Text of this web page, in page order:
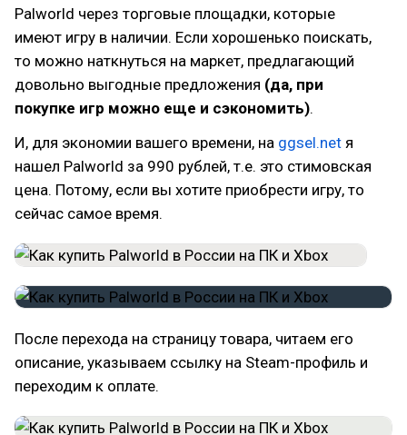
Palworld через торговые площадки, которые
имеют игру в наличии. Если хорошенько поискать,
то можно наткнуться на маркет, предлагающий
довольно выгодные предложения (да, при
покупке игр можно еще и сэкономить).
И, для экономии вашего времени, на ggsel.net я
нашел Palworld за 990 рублей, т.е. это стимовская
цена. Потому, если вы хотите приобрести игру, то
сейчас самое время.
После перехода на страницу товара, читаем его
описание, указываем ссылку на Steam-профиль и
переходим к оплате.